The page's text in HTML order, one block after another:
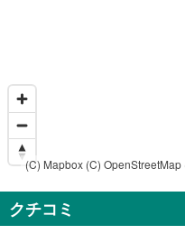
(C) Mapbox (C) OpenStreetMap
クチコミ